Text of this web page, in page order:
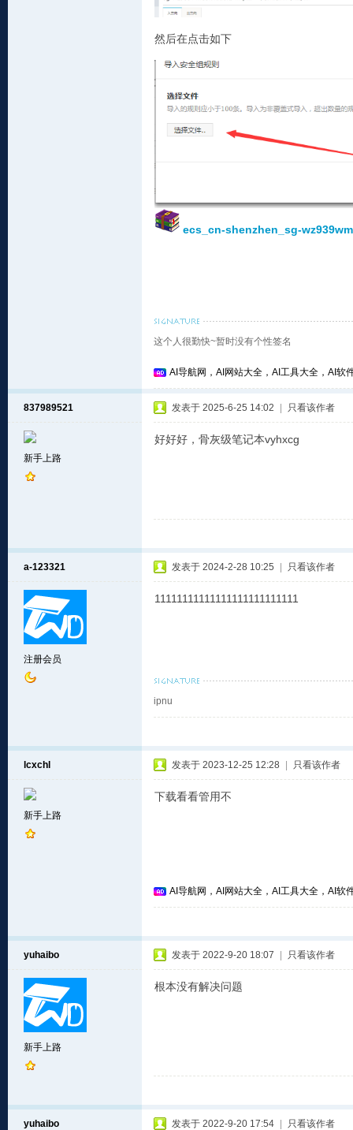
然后在点击如下
ecs_cn-shenzhen_sg-
这个人很勤快~暂时没有个性签名
AI导航网，AI网站大全，AI工具大全，AI软
837989521
新手上路
发表于 2025-6-25 14:02 只看该作者
好好好，骨灰级笔记本vyhxcg
a-123321
注册会员
发表于 2024-2-28 10:25 只看该作者
11111111111111111111111111
ipnu
lcxchl
新手上路
发表于 2023-12-25 12:28 只看该作者
下载看看管用不
AI导航网，AI网站大全，AI工具大全，AI软
yuhaibo
新手上路
发表于 2022-9-20 18:07 只看该作者
根本没有解决问题
yuhaibo 发表于 2022-9-20 17:54 只看该作者